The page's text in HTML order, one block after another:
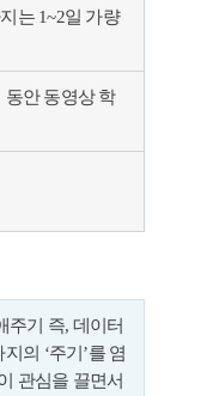
는 1~2일 가량
동안 동영상 학
주기 즉, 데이터
의 ‘주기’를 염
관심을 끌면서